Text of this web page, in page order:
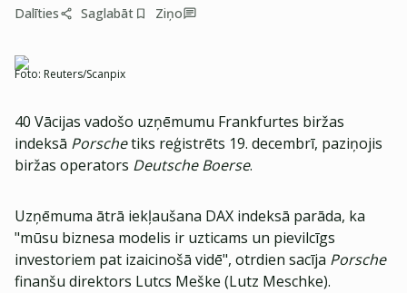
Dalīties Saglabāt Ziņo
Foto: Reuters/Scanpix
40 Vācijas vadošo uzņēmumu Frankfurtes biržas
indeksā Porschetiks reģistrēts 19. decembrī, paziņojis
biržas operators Deutsche Boerse.
Uzņēmuma ātrā iekļaušana DAX indeksā parāda, ka
"mūsu biznesa modelis ir uzticams un pievilcīgs
investoriem pat izaicinošā vidē", otrdien sacīja Porsche
finanšu direktors Lutcs Meške (Lutz Meschke).